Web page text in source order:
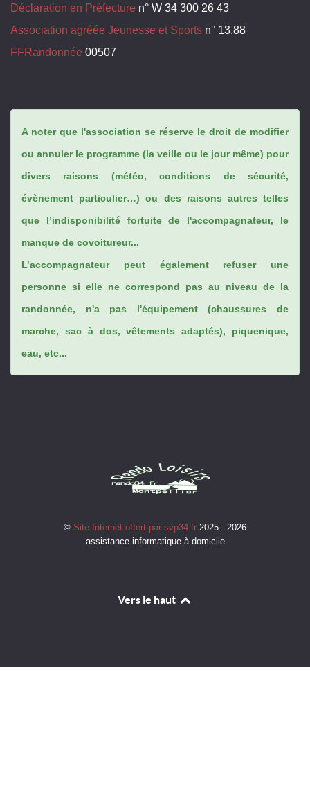
Déclaration en Préfecture n° W 34 300 26 43
Association agréée Jeunesse et Sports n° 13.88
FFRandonnée 00507
A noter que l'association se réserve le droit de modifier
ou annuler le programme (la veille ou le jour même) pour
divers raisons (météo, conditions de sécurité,
évènement particulier…) ou des raisons autres telles
que l’indisponibilité fortuite de l'accompagnateur, le
manque de covoitureur...
L’accompagnateur peut également refuser une
personne si elle ne correspond pas au niveau de la
randonnée, n'a pas l'équipement (chaussures de
marche, sac à dos, vêtements adaptés), piquenique,
eau, etc...
© Site Internet offert par svp34.fr 2025 - 2026
assistance informatique à domicile
Vers le haut